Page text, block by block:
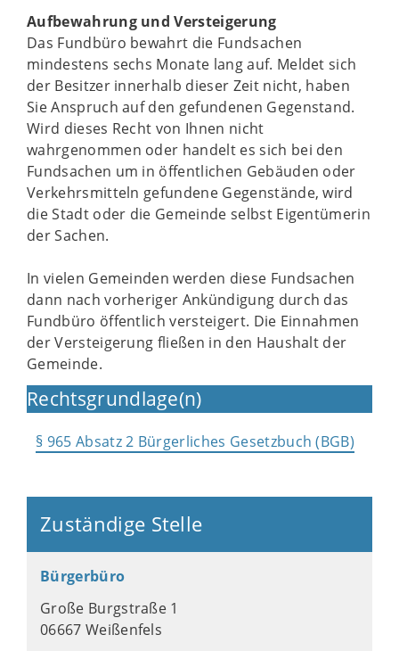
Aufbewahrung und Versteigerung
Das Fundbüro bewahrt die Fundsachen
mindestens sechs Monate lang auf. Meldet sich
der Besitzer innerhalb dieser Zeit nicht, haben
Sie Anspruch auf den gefundenen Gegenstand.
Wird dieses Recht von Ihnen nicht
wahrgenommen oder handelt es sich bei den
Fundsachen um in öffentlichen Gebäuden oder
Verkehrsmitteln gefundene Gegenstände, wird
die Stadt oder die Gemeinde selbst Eigentümerin
der Sachen.
In vielen Gemeinden werden diese Fundsachen
dann nach vorheriger Ankündigung durch das
Fundbüro öffentlich versteigert. Die Einnahmen
der Versteigerung fließen in den Haushalt der
Gemeinde.
Rechtsgrundlage(n)
§ 965 Absatz 2 Bürgerliches Gesetzbuch (BGB)
Zuständige Stelle
Bürgerbüro
Große Burgstraße 1
06667 Weißenfels